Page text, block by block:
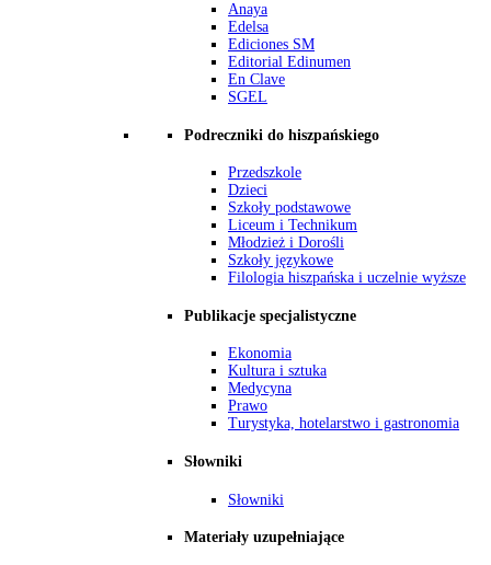
Anaya
Edelsa
Ediciones SM
Editorial Edinumen
En Clave
SGEL
Podreczniki do hiszpańskiego
Przedszkole
Dzieci
Szkoły podstawowe
Liceum i Technikum
Młodzież i Dorośli
Szkoły językowe
Filologia hiszpańska i uczelnie wyższe
Publikacje specjalistyczne
Ekonomia
Kultura i sztuka
Medycyna
Prawo
Turystyka, hotelarstwo i gastronomia
Słowniki
Słowniki
Materiały uzupełniające